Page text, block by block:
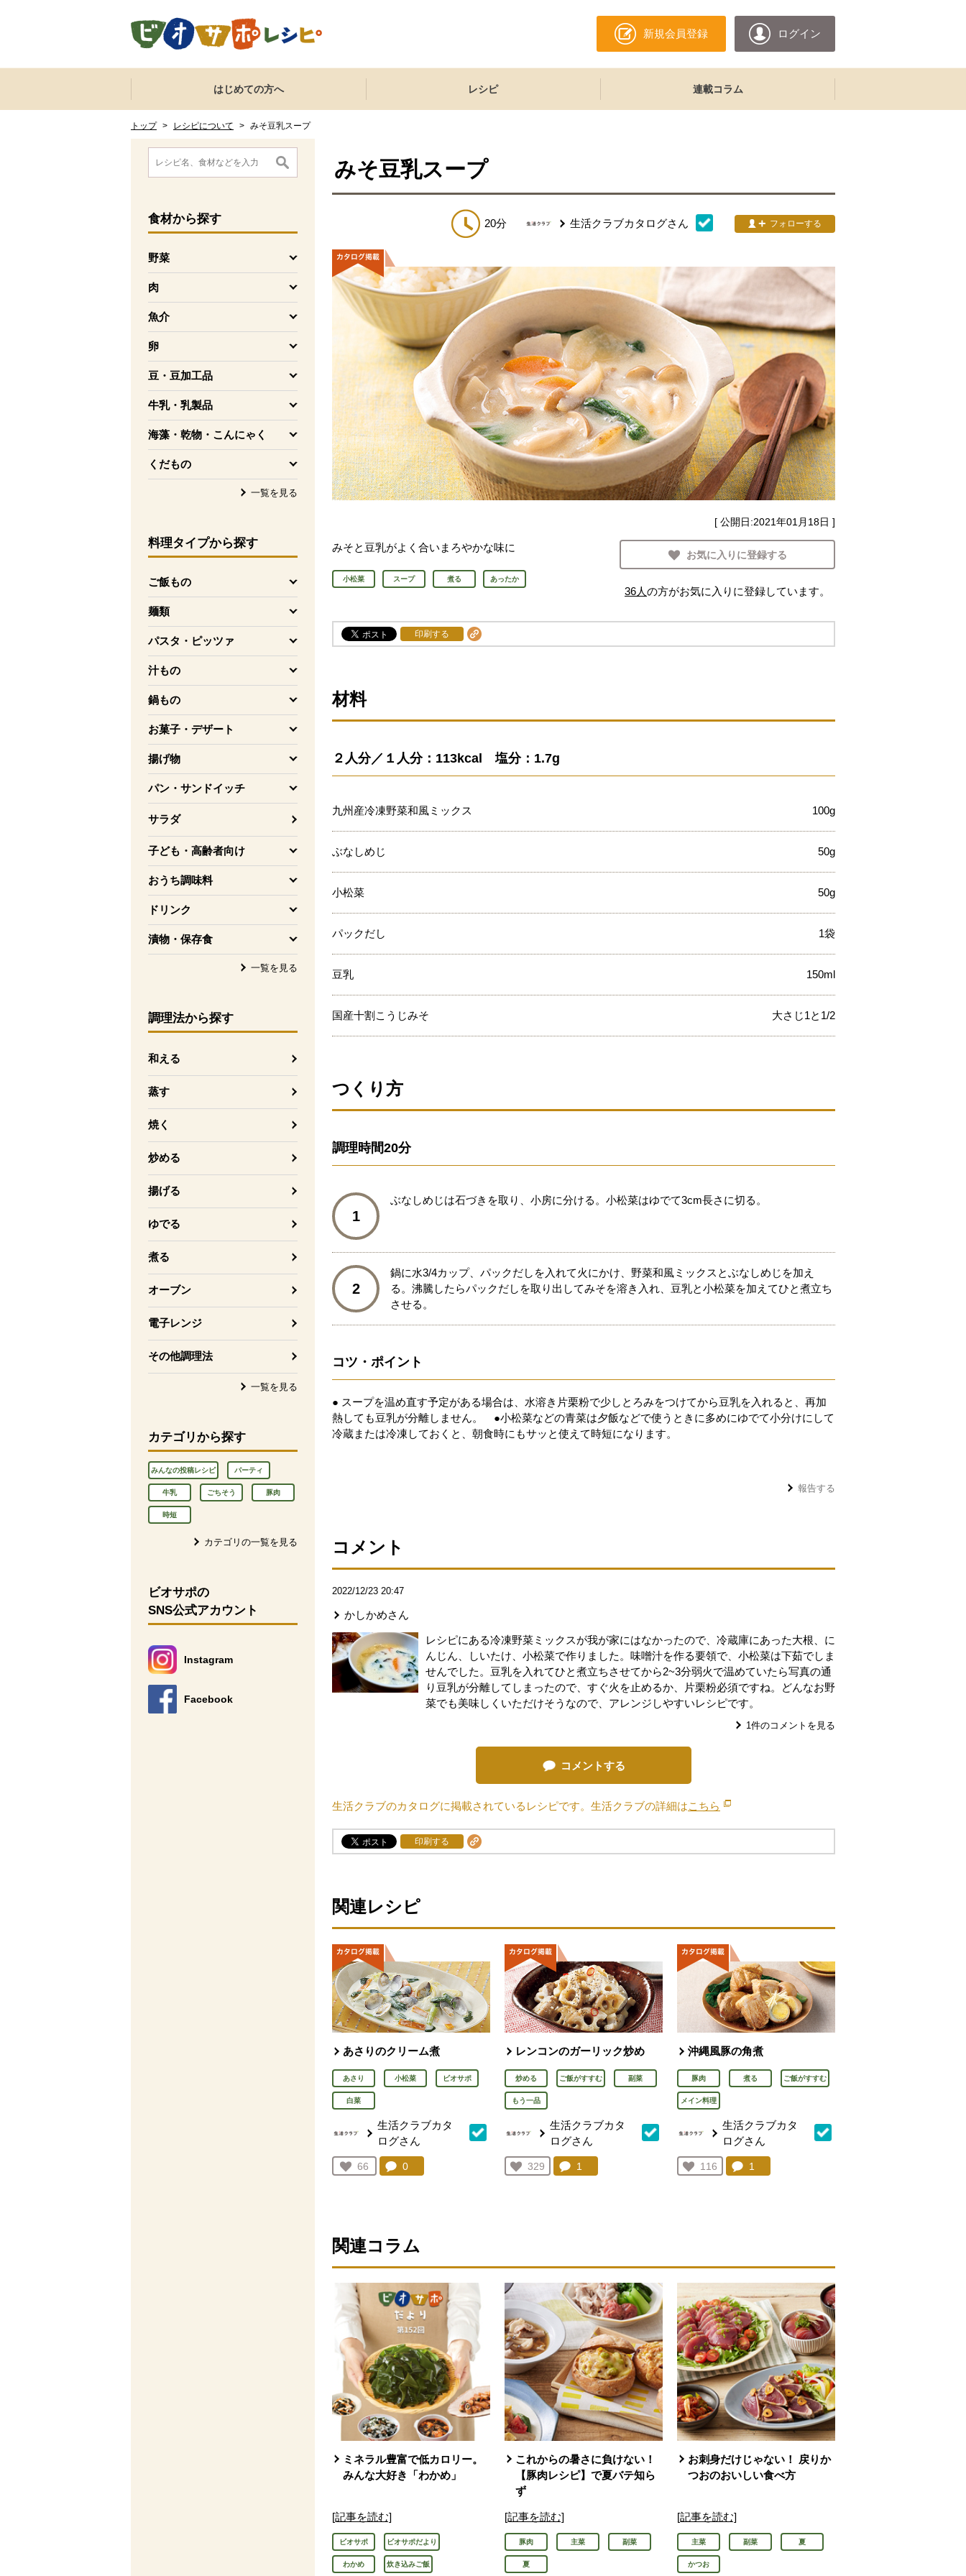
新規会員登録 ログイン
ここからサイト内共通メニューです。
サイト内共通メニューをスキップする
はじめての方へ レシピ 連載コラム
トップ > レシピについて > みそ豆乳スープ
ここから消費材検索メニューです。
食材から探す
野菜
を開く
肉
を開く
魚介
を開く
卵
を開く
豆・豆加工品
を開く
牛乳・乳製品
を開く
海藻・乾物・こんにゃく
を開く
くだもの
を開く
一覧を見る
料理タイプから探す
ご飯もの
を開く
麺類
を開く
パスタ・ピッツァ
を開く
汁もの
を開く
鍋もの
を開く
お菓子・デザート
を開く
揚げ物
を開く
パン・サンドイッチ
を開く
サラダ
子ども・高齢者向け
を開く
おうち調味料
を開く
ドリンク
を開く
漬物・保存食
を開く
一覧を見る
調理法から探す
和える
蒸す
焼く
炒める
揚げる
ゆでる
煮る
オーブン
電子レンジ
その他調理法
一覧を見る
カテゴリから探す
みんなの投稿レシピ パーティ
牛乳 ごちそう 豚肉
時短
カテゴリの一覧を見る
消費材検索メニューここまで。
ここから本文です。
ビオサポの
SNS公式アカウント
Instagram
別のウィンドウで開きます。
Facebook
別のウィンドウで開きます。
みそ豆乳スープ
20分 生活クラブカタログさん フォローする
[ 公開日:2021年01月18日 ]
みそと豆乳がよく合いまろやかな味に
小松菜 スープ 煮る あったか
お気に入りに登録する
36人の方がお気に入りに登録しています。
印刷する
材料
２人分／１人分：113kcal 塩分：1.7g
九州産冷凍野菜和風ミックス 100g
ぶなしめじ 50g
小松菜 50g
パックだし 1袋
豆乳 150ml
国産十割こうじみそ 大さじ1と1/2
つくり方
調理時間20分
1
ぶなしめじは石づきを取り、小房に分ける。小松菜はゆでて3cm長さに切る。
2
鍋に水3/4カップ、パックだしを入れて火にかけ、野菜和風ミックスとぶなしめじを加え
る。沸騰したらパックだしを取り出してみそを溶き入れ、豆乳と小松菜を加えてひと煮立ち
させる。
コツ・ポイント
● スープを温め直す予定がある場合は、水溶き片栗粉で少しとろみをつけてから豆乳を入れると、再加
熱しても豆乳が分離しません。 ●小松菜などの青菜は夕飯などで使うときに多めにゆでて小分けにして
冷蔵または冷凍しておくと、朝食時にもサッと使えて時短になります。
報告する
コメント
2022/12/23 20:47
かしかめさん
レシピにある冷凍野菜ミックスが我が家にはなかったので、冷蔵庫にあった大根、に
んじん、しいたけ、小松菜で作りました。味噌汁を作る要領で、小松菜は下茹でしま
せんでした。豆乳を入れてひと煮立ちさせてから2~3分弱火で温めていたら写真の通
り豆乳が分離してしまったので、すぐ火を止めるか、片栗粉必須ですね。どんなお野
菜でも美味しくいただけそうなので、アレンジしやすいレシピです。
1件のコメントを見る
コメントする
生活クラブのカタログに掲載されているレシピです。生活クラブの詳細はこちら 別のウィンドウで開きます。
印刷する
関連レシピ
あさりのクリーム煮
あさり 小松菜 ビオサポ
白菜
生活クラブカタ
ログさん
お気に入り登録：
66
人が登録
コメント：
0
レンコンのガーリック炒め
炒める ご飯がすすむ 副菜
もう一品
生活クラブカタ
ログさん
お気に入り登録：
329
人が登録
コメント：
1
沖縄風豚の角煮
豚肉 煮る ご飯がすすむ
メイン料理
生活クラブカタ
ログさん
お気に入り登録：
116
人が登録
コメント：
1
関連コラム
ミネラル豊富で低カロリー。
みんな大好き「わかめ」
[記事を読む]
ビオサポ ビオサポだより
わかめ 炊き込みご飯
これからの暑さに負けない！
【豚肉レシピ】で夏バテ知ら
ず
[記事を読む]
豚肉 主菜 副菜
夏
お刺身だけじゃない！ 戻りか
つおのおいしい食べ方
[記事を読む]
主菜 副菜 夏
かつお